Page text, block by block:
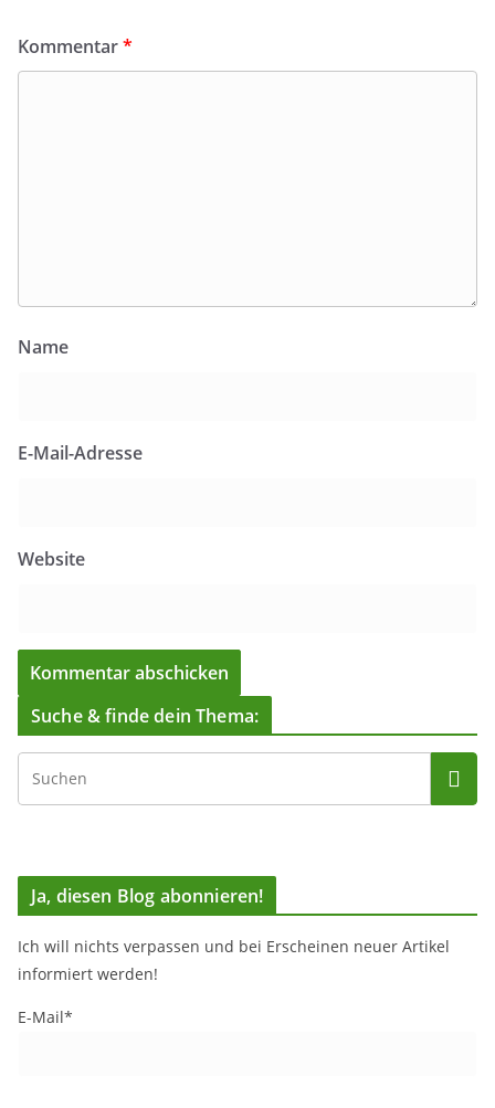
Kommentar*
Name
E-Mail-Adresse
Website
Suche & finde dein Thema:
Ja, diesen Blog abonnieren!
Ich will nichts verpassen und bei Erscheinen neuer Artikel
informiert werden!
E-Mail*